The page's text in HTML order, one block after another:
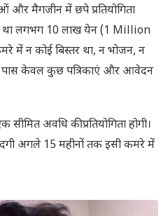
और मैगजीन में छपे प्रतियोगिता
लगभग 10 लाख येन (1 Million
में न कोई बिस्तर था, न भोजन, न
केवल कुछ पत्रिकाएं और आवेदन
अवधि की प्रतियोगिता होगी।
अगले 15 महीनों तक इसी कमरे में